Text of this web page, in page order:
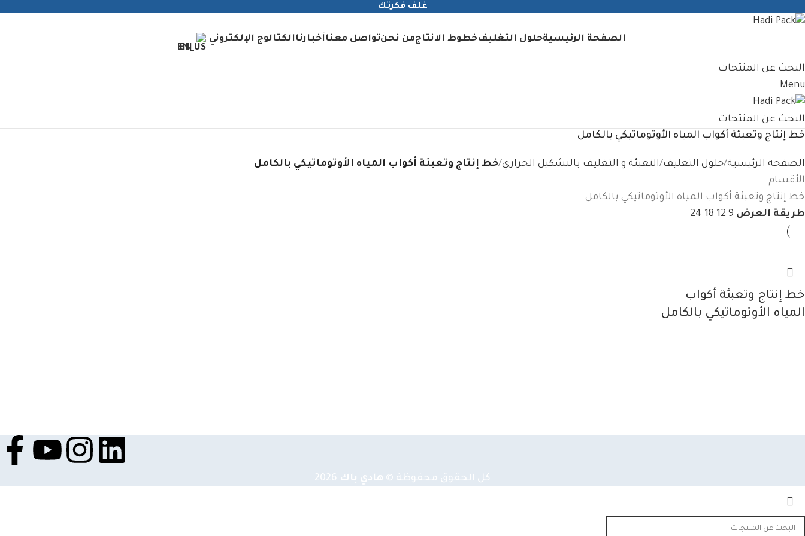
غلف فكرتك
الصفحة الرئيسيةحلول التغليفخطوط الانتاجمن نحنتواصل معنا أخبارنا الكتالوج الإلكتروني
EN
البحث عن المنتجات
Menu
البحث عن المنتجات
خط إنتاج وتعبئة أكواب المياه الأوتوماتيكي بالكامل
الصفحة الرئيسية حلول التغليف التعبئة و التغليف بالتشكيل الحراري خط إنتاج وتعبئة أكواب المياه الأوتوماتيكي بالكامل
الأقسام
خط إنتاج وتعبئة أكواب المياه الأوتوماتيكي بالكامل
طريقة العرض 9
12
18
24
خط إنتاج وتعبئة أكواب
المياه الأوتوماتيكي بالكامل
كل الحقوق محفوظة © هادي باك